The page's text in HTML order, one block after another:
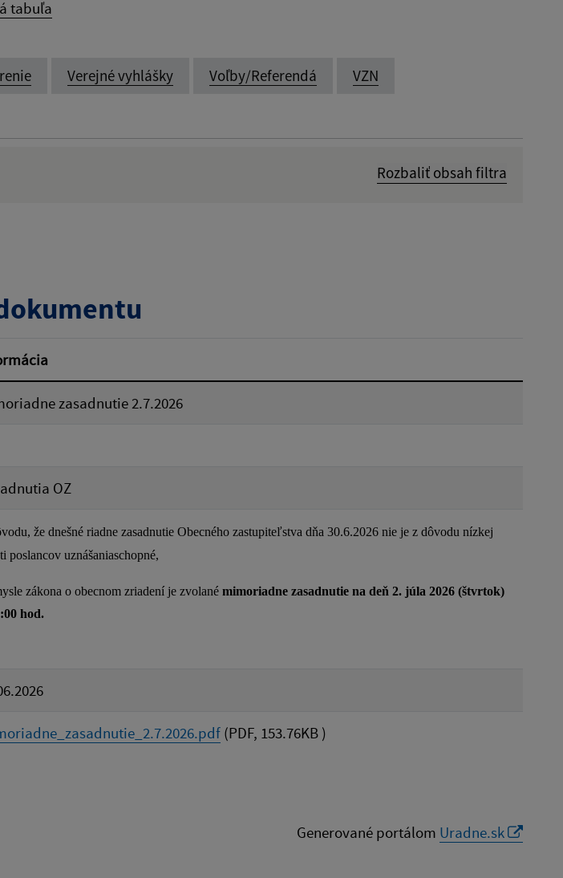
tabuľa
Verejné vyhlášky Voľby/Referendá VZN
Rozbaliť obsah filtra
zasadnutie 2.7.2026
OZ
že dnešné riadne zasadnutie Obecného zastupiteľstva dňa 30.6.2026 nie je z dôvodu nízkej
poslancov uznášaniaschopné,
zákona o obecnom zriadení je zvolané mimoriadne zasadnutie na deň 2. júla 2026 (štvrtok)
hod.
(PDF, 153.76KB )
Generované portálom Uradne.sk